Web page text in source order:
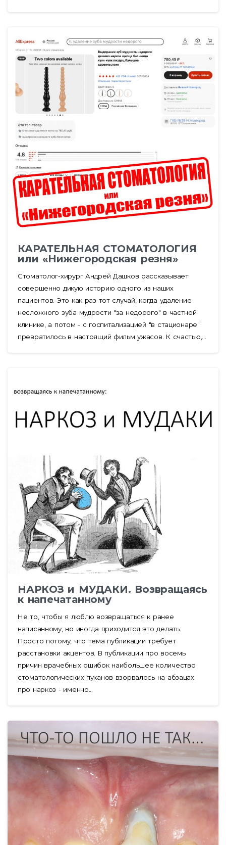
КАРАТЕЛЬНАЯ СТОМАТОЛОГИЯ
или «Нижегородская резня»
Стоматолог-хирург Андрей Дашков рассказывает
совершенно дикую историю одного из наших
пациентов. Это как раз тот случай, когда удаление
несложного зуба мудрости "за недорого" в частной
клинике, а потом - с госпитализацией "в стационаре"
превратилось в настоящий фильм ужасов. К счастью,...
НАРКОЗ и МУДАКИ. Возвращаясь
к напечатанному
Не то, чтобы я люблю возвращаться к ранее
написанному, но иногда приходится это делать.
Просто потому, что тема публикации требует
расстановки акцентов. В публикации про восемь
причин врачебных ошибок наибольшее количество
стоматологических пуканов взорвалось на абзацах
про наркоз - именно...